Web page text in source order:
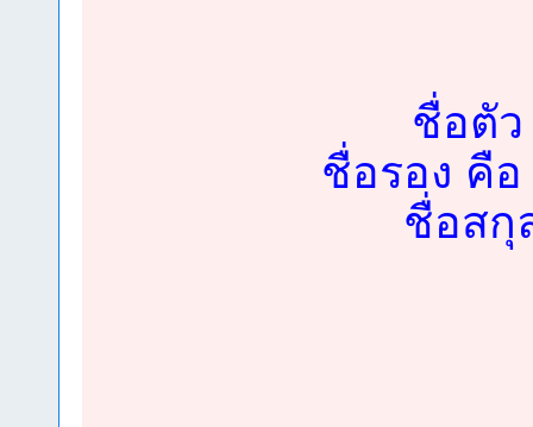
ชื่อตั
ชื่อรอง คื
ชื่อสกุ